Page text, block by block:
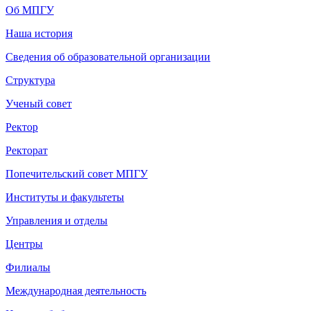
Об МПГУ
Наша история
Сведения об образовательной организации
Структура
Ученый совет
Ректор
Ректорат
Попечительский совет МПГУ
Институты и факультеты
Управления и отделы
Центры
Филиалы
Международная деятельность